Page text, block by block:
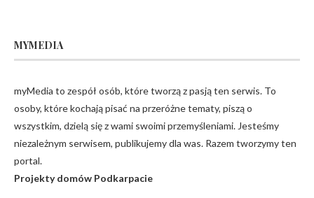
MYMEDIA
myMedia to zespół osób, które tworzą z pasją ten serwis. To
osoby, które kochają pisać na przeróżne tematy, piszą o
wszystkim, dzielą się z wami swoimi przemyśleniami. Jesteśmy
niezależnym serwisem, publikujemy dla was. Razem tworzymy ten
portal.
Projekty domów Podkarpacie